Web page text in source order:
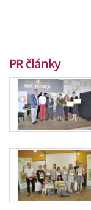
PR články